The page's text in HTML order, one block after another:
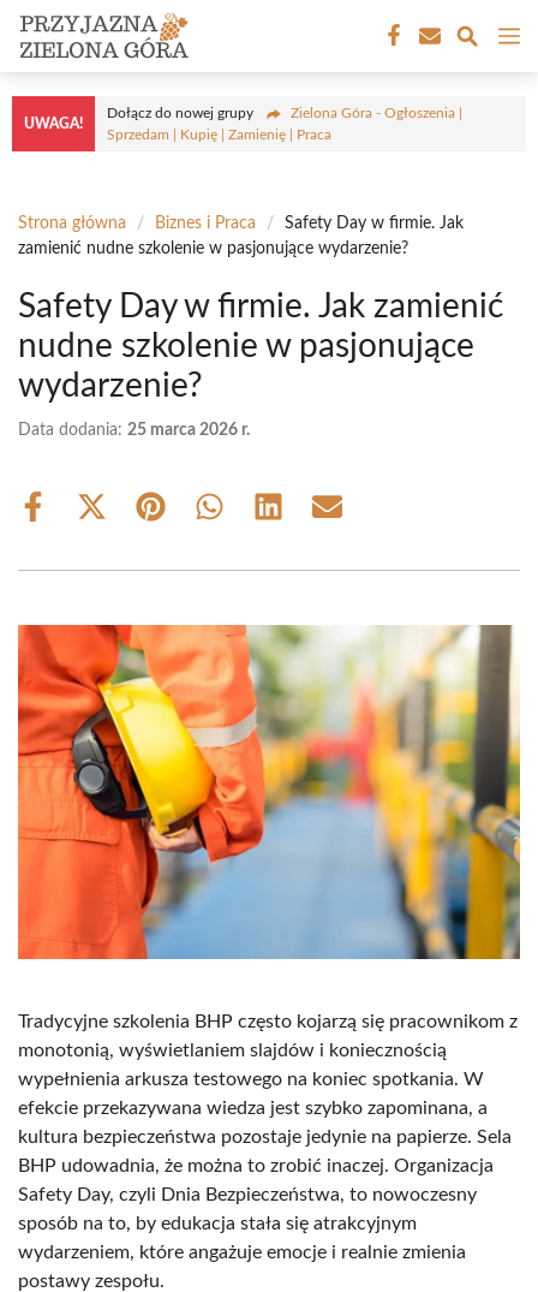
Przejdź
treści
UWAGA!
Dołącz do nowej grupy
Zielona Góra - Ogłoszenia |
Sprzedam | Kupię | Zamienię | Praca
Strona główna / Biznes i Praca /
Safety Day w firmie. Jak
zamienić nudne szkolenie w pasjonujące wydarzenie?
Safety Day w firmie. Jak zamienić
nudne szkolenie w pasjonujące
wydarzenie?
Data dodania: 25 marca 2026 r.
Share
Share
(Twitter)
Share Share Share Share
Tradycyjne szkolenia BHP często kojarzą się pracownikom z
monotonią, wyświetlaniem slajdów i koniecznością
wypełnienia arkusza testowego na koniec spotkania. W
efekcie przekazywana wiedza jest szybko zapominana, a
kultura bezpieczeństwa pozostaje jedynie na papierze. Sela
BHP udowadnia, że można to zrobić inaczej. Organizacja
Safety Day, czyli Dnia Bezpieczeństwa, to nowoczesny
sposób na to, by edukacja stała się atrakcyjnym
wydarzeniem, które angażuje emocje i realnie zmienia
postawy zespołu.